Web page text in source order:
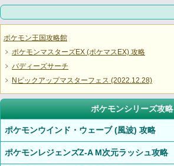
ポケモン王国攻略館
ポケモンマスターズEX (ポケマスEX) 攻略
バディーズサーチ
Nピックアップマスターフェス (2022.12.28)
ポケモンシリーズ攻略
ポケモンウインド・ウェーブ (風波) 攻略
ポケモンレジェンズZ-A M次元ラッシュ攻略